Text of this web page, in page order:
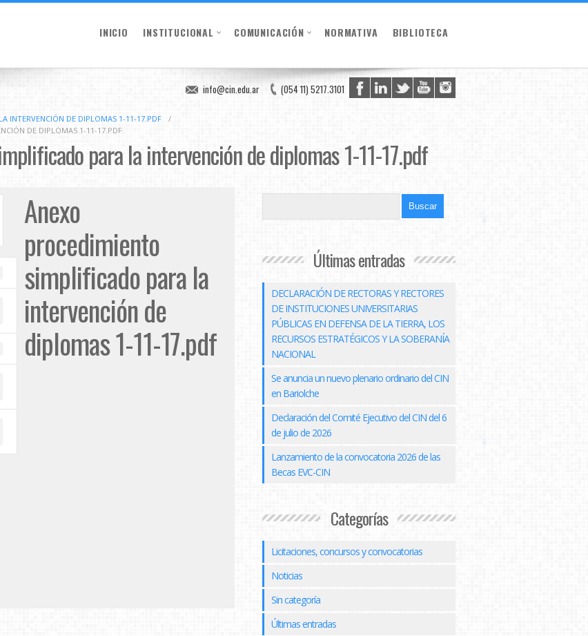
INICIO INSTITUCIONAL COMUNICACIÓN NORMATIVA BIBLIOTECA
(054 11) 5217.3101
info@cin.edu.ar
INTERVENCIÓN DE DIPLOMAS 1-11-17.PDF
/
DE DIPLOMAS 1-11-17.PDF
para la intervención de diplomas 1-11-17.pdf
Anexo
procedimiento
simplificado para la
intervención de
diplomas 1-11-17.pdf
Últimas entradas
DECLARACIÓN DE RECTORAS Y RECTORES
DE INSTITUCIONES UNIVERSITARIAS
PÚBLICAS EN DEFENSA DE LA TIERRA, LOS
RECURSOS ESTRATÉGICOS Y LA SOBERANÍA
NACIONAL
Se anuncia un nuevo plenario ordinario del CIN
en Bariolche
Declaración del Comité Ejecutivo del CIN del 6
de julio de 2026
Lanzamiento de la convocatoria 2026 de las
Becas EVC-CIN
Categorías
Licitaciones, concursos y convocatorias
Noticias
Sin categoría
Últimas entradas